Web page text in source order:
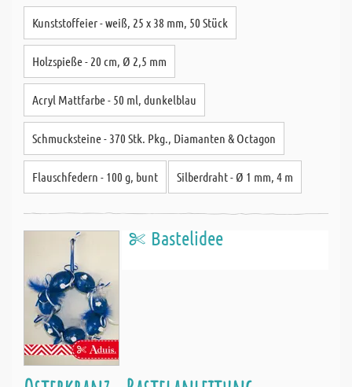
Kunststoffeier - weiß, 25 x 38 mm, 50 Stück
Holzspieße - 20 cm, Ø 2,5 mm
Acryl Mattfarbe - 50 ml, dunkelblau
Schmucksteine - 370 Stk. Pkg., Diamanten & Octagon
Flauschfedern - 100 g, bunt Silberdraht - Ø 1 mm, 4 m
Bastelidee